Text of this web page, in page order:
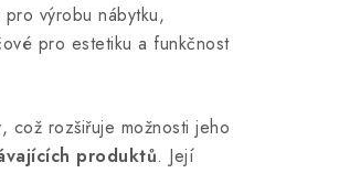
výrobu nábytku,
pro estetiku a funkčnost
, což rozšiřuje možnosti jeho
produktů. Její